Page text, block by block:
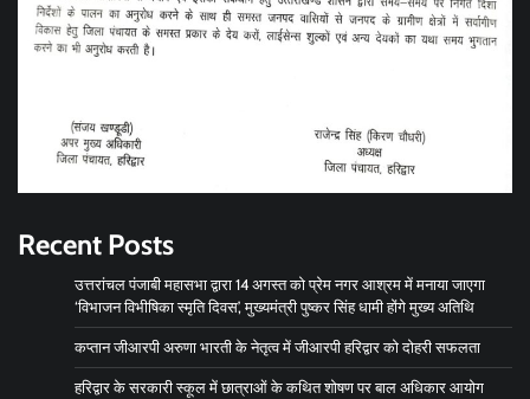
Recent Posts
उत्तरांचल पंजाबी महासभा द्वारा 14 अगस्त को प्रेम नगर आश्रम में मनाया जाएगा
‘विभाजन विभीषिका स्मृति दिवस’, मुख्यमंत्री पुष्कर सिंह धामी होंगे मुख्य अतिथि
कप्तान जीआरपी अरुणा भारती के नेतृत्व में जीआरपी हरिद्वार को दोहरी सफलता
हरिद्वार के सरकारी स्कूल में छात्राओं के कथित शोषण पर बाल अधिकार आयोग